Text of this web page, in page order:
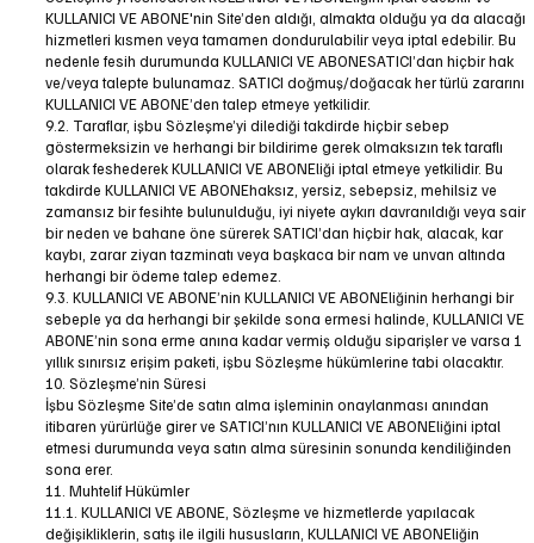
KULLANICI VE ABONE'nin Site’den aldığı, almakta olduğu ya da alacağı
hizmetleri kısmen veya tamamen dondurulabilir veya iptal edebilir. Bu
nedenle fesih durumunda KULLANICI VE ABONESATICI’dan hiçbir hak
ve/veya talepte bulunamaz. SATICI doğmuş/doğacak her türlü zararını
KULLANICI VE ABONE’den talep etmeye yetkilidir.
9.2. Taraflar, işbu Sözleşme’yi dilediği takdirde hiçbir sebep
göstermeksizin ve herhangi bir bildirime gerek olmaksızın tek taraflı
olarak feshederek KULLANICI VE ABONEliği iptal etmeye yetkilidir. Bu
takdirde KULLANICI VE ABONEhaksız, yersiz, sebepsiz, mehilsiz ve
zamansız bir fesihte bulunulduğu, iyi niyete aykırı davranıldığı veya sair
bir neden ve bahane öne sürerek SATICI’dan hiçbir hak, alacak, kar
kaybı, zarar ziyan tazminatı veya başkaca bir nam ve unvan altında
herhangi bir ödeme talep edemez.
9.3. KULLANICI VE ABONE’nin KULLANICI VE ABONEliğinin herhangi bir
sebeple ya da herhangi bir şekilde sona ermesi halinde, KULLANICI VE
ABONE’nin sona erme anına kadar vermiş olduğu siparişler ve varsa 1
yıllık sınırsız erişim paketi, işbu Sözleşme hükümlerine tabi olacaktır.
10. Sözleşme’nin Süresi
İşbu Sözleşme Site’de satın alma işleminin onaylanması anından
itibaren yürürlüğe girer ve SATICI’nın KULLANICI VE ABONEliğini iptal
etmesi durumunda veya satın alma süresinin sonunda kendiliğinden
sona erer.
11. Muhtelif Hükümler
11.1. KULLANICI VE ABONE, Sözleşme ve hizmetlerde yapılacak
değişikliklerin, satış ile ilgili hususların, KULLANICI VE ABONEliğin